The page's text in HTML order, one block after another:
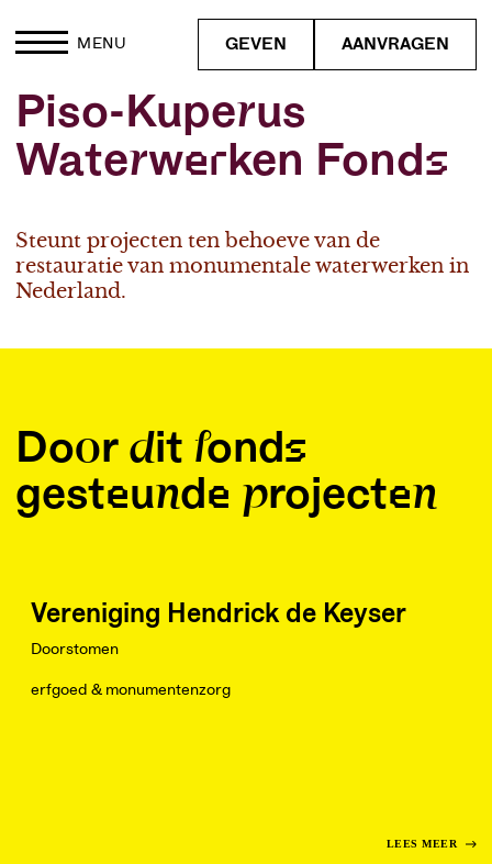
GEVEN AANVRAGEN
MENU
Piso-Kuperus
Waterwerken Fonds
Steunt projecten ten behoeve van de
restauratie van monumentale waterwerken in
Nederland.
Door dit fonds
gesteunde projecten
Vereniging Hendrick de Keyser
Doorstomen
erfgoed & monumentenzorg
LEES MEER